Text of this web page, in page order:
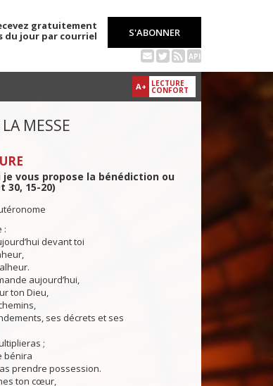
gratuitement
du jour par courriel
S'ABONNER
API
A+ LECTURE
CONFORT
MESSE
je vous propose la bénédiction ou
30, 15-20)
:
devant toi
aujourd’hui,
ton Dieu,
ses décrets et ses
;
bénira
prendre possession.
ton cœur,